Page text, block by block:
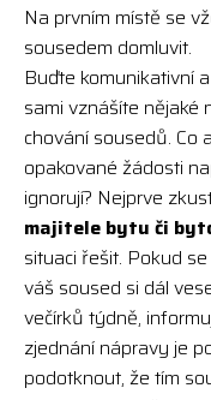
Na prvním místě se
sousedem domluvit.
Buďte komunikativní
sami vznášíte nějaké
chování sousedů. Co
opakované žádosti
ignorují? Nejprve
majitele bytu či
situaci řešit. Pokud
váš soused si dál
večírků týdně,
zjednání nápravy je
podotknout, že tím